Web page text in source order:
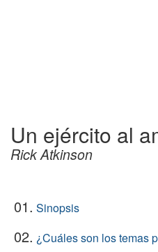
Un ejército al
Rick Atkinson
01. Sinopsis
02. ¿Cuáles son los temas